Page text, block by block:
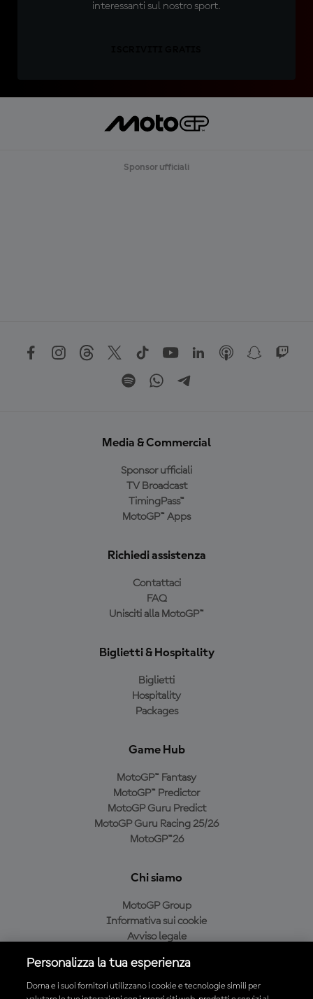
interessanti sul nostro sport.
Sponsor ufficiali
Media & Commercial
Sponsor ufficiali
TV Broadcast
TimingPass™
MotoGP™ Apps
Richiedi assistenza
Contattaci
FAQ
Unisciti alla MotoGP™
Biglietti & Hospitality
Biglietti
Hospitality
Packages
Game Hub
MotoGP™ Fantasy
MotoGP™ Predictor
MotoGP Guru Predict
MotoGP Guru Racing 25/26
MotoGP™26
Chi siamo
MotoGP Group
Informativa sui cookie
Avviso legale
Condizioni di acquisto
Personalizza la tua esperienza
Dorna e i suoi fornitori utilizzano i cookie e tecnologie simili per